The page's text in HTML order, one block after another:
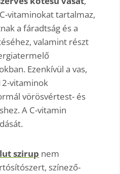
vitaminokat tartalmaz,
a fáradtság és a
valamint részt
Ezenkívül a vas,
vitaminok
vörösvértest- és
A C-vitamin
szirup nem
színező-